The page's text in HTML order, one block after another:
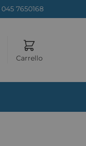
045 7650168
Carrello